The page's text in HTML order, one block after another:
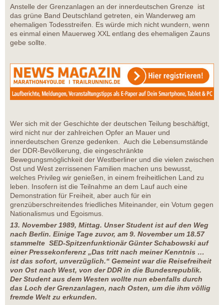
Anstelle der Grenzanlagen an der innerdeutschen Grenze ist
das grüne Band Deutschland getreten, ein Wanderweg am
ehemaligen Todesstreifen. Es würde mich nicht wundern, wenn
es einmal einen Mauerweg XXL entlang des ehemaligen Zauns
gebe sollte.
Wer sich mit der Geschichte der deutschen Teilung beschäftigt,
wird nicht nur der zahlreichen Opfer an Mauer und
innerdeutschen Grenze gedenken. Auch die Lebensumstände
der DDR-Bevölkerung, die eingeschränkte
Bewegungsmöglichkeit der Westberliner und die vielen zwischen
Ost und West zerrissenen Familien machen uns bewusst,
welches Privileg wir genießen, in einem freiheitlichen Land zu
leben. Insofern ist die Teilnahme an dem Lauf auch eine
Demonstration für Freiheit, aber auch für ein
grenzüberschreitendes friedliches Miteinander, ein Votum gegen
Nationalismus und Egoismus.
13. November 1989, Mittag. Unser Student ist auf den Weg
nach Berlin. Einige Tage zuvor, am 9. November um 18.57
stammelte SED-Spitzenfunktionär Günter Schabowski auf
einer Pressekonferenz „Das tritt nach meiner Kenntnis …
ist das sofort, unverzüglich.“ Gemeint war die Reisefreiheit
von Ost nach West, von der DDR in die Bundesrepublik.
Der Student aus dem Westen wollte nun ebenfalls durch
das Loch der Grenzanlagen, nach Osten, um die ihm völlig
fremde Welt zu erkunden.